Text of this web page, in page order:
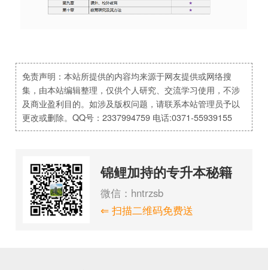
免责声明：本站所提供的内容均来源于网友提供或网络搜
集，由本站编辑整理，仅供个人研究、交流学习使用，不涉
及商业盈利目的。如涉及版权问题，请联系本站管理员予以
更改或删除。QQ号：2337994759 电话:0371-55939155
锦鲤加持的专升本秘籍
微信：hntrzsb
⇐ 扫描二维码免费送